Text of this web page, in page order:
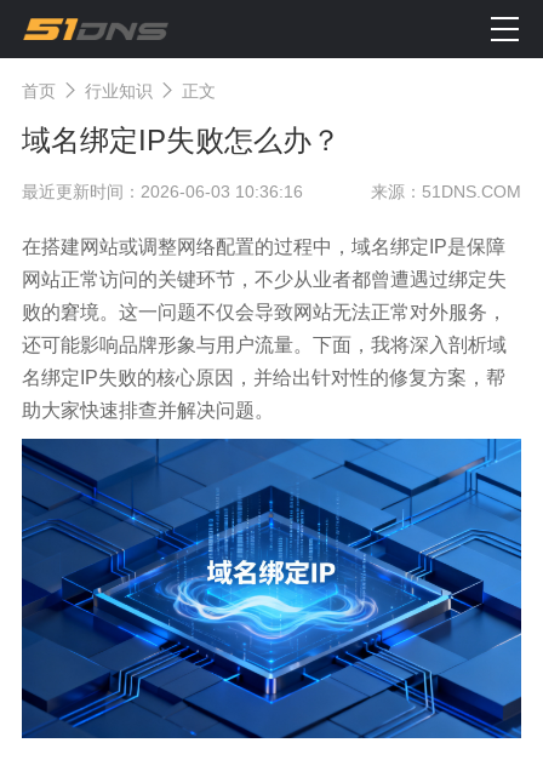
首页 行业知识 正文
域名绑定IP失败怎么办？
最近更新时间：2026-06-03 10:36:16 来源：51DNS.COM
在搭建网站或调整网络配置的过程中，域名绑定IP是保障
网站正常访问的关键环节，不少从业者都曾遭遇过绑定失
败的窘境。这一问题不仅会导致网站无法正常对外服务，
还可能影响品牌形象与用户流量。下面，我将深入剖析域
名绑定IP失败的核心原因，并给出针对性的修复方案，帮
助大家快速排查并解决问题。